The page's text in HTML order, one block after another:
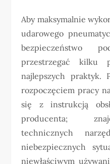
Aby maksymalnie
udarowego
bezpieczeństwo
przestrzegać kilku
najlepszych praktyk.
rozpoczęciem pracy
się z instrukcją
producenta;
technicznych
niebezpiecznych
niewłaściwym